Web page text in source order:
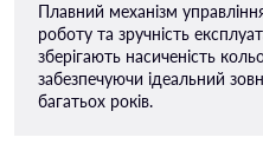
Плавний механізм
роботу та зручність
зберігають насиченість
забезпечуючи ідеальний
багатьох років.